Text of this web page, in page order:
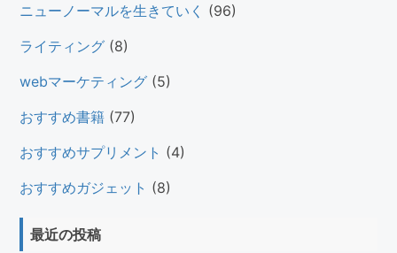
ニューノーマルを生きていく (96)
ライティング (8)
webマーケティング (5)
おすすめ書籍 (77)
おすすめサプリメント (4)
おすすめガジェット (8)
最近の投稿